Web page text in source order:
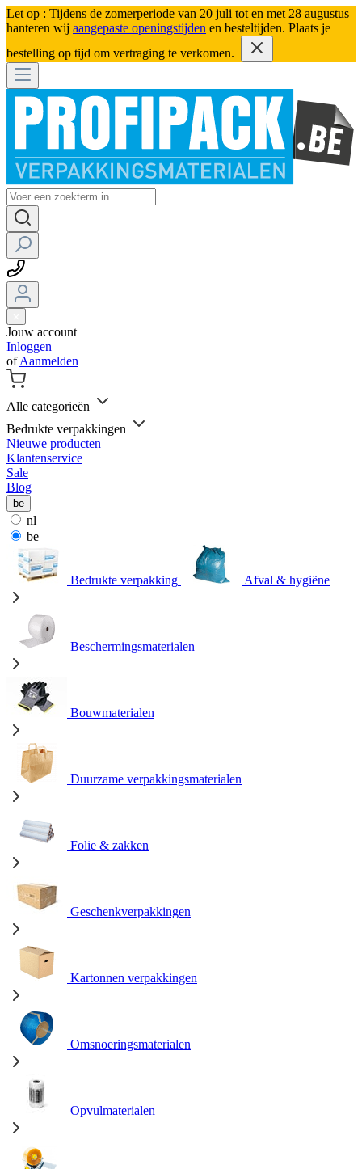
Let op : Tijdens de zomerperiode van 20 juli tot en met 28 augustus
hanteren wij aangepaste openingstijden en besteltijden. Plaats je
bestelling op tijd om vertraging te verkomen.
Jouw account
Inloggen
ofAanmelden
Alle categorieën
Bedrukte verpakkingen
Nieuwe producten
Klantenservice
Sale
Blog
be
nl
be
Bedrukte verpakking Afval & hygiëne
Beschermingsmaterialen
Bouwmaterialen
Duurzame verpakkingsmaterialen
Folie & zakken
Geschenkverpakkingen
Kartonnen verpakkingen
Omsnoeringsmaterialen
Opvulmaterialen